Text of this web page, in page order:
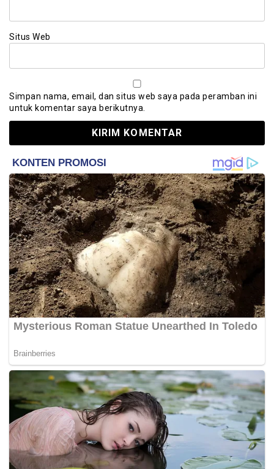
Situs Web
Simpan nama, email, dan situs web saya pada peramban ini
untuk komentar saya berikutnya.